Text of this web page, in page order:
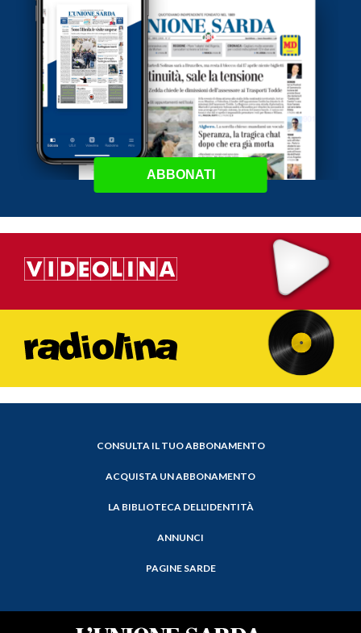
ABBONATI
CONSULTA IL TUO ABBONAMENTO
ACQUISTA UN ABBONAMENTO
LA BIBLIOTECA DELL'IDENTITÀ
ANNUNCI
PAGINE SARDE